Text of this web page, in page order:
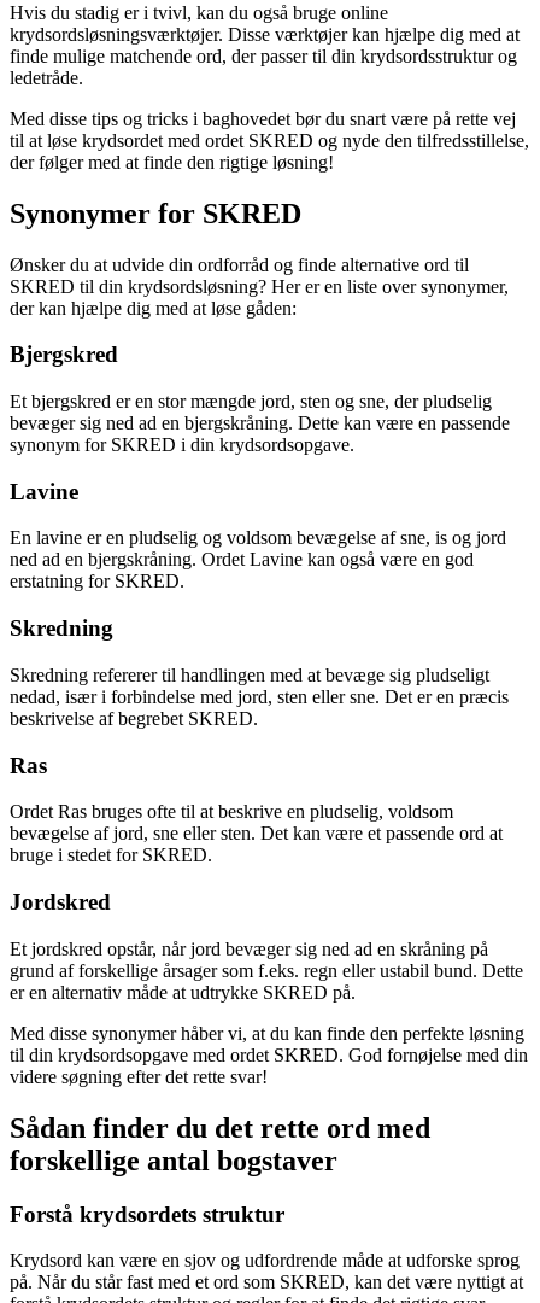
Hvis du stadig er i tvivl, kan du også bruge online
krydsordsløsningsværktøjer. Disse værktøjer kan hjælpe dig med at
finde mulige matchende ord, der passer til din krydsordsstruktur og
ledetråde.
Med disse tips og tricks i baghovedet bør du snart være på rette vej
til at løse krydsordet med ordet SKRED og nyde den tilfredsstillelse,
der følger med at finde den rigtige løsning!
Synonymer for SKRED
Ønsker du at udvide din ordforråd og finde alternative ord til
SKRED til din krydsordsløsning? Her er en liste over synonymer,
der kan hjælpe dig med at løse gåden:
Bjergskred
Et bjergskred er en stor mængde jord, sten og sne, der pludselig
bevæger sig ned ad en bjergskråning. Dette kan være en passende
synonym for SKRED i din krydsordsopgave.
Lavine
En lavine er en pludselig og voldsom bevægelse af sne, is og jord
ned ad en bjergskråning. Ordet Lavine kan også være en god
erstatning for SKRED.
Skredning
Skredning refererer til handlingen med at bevæge sig pludseligt
nedad, især i forbindelse med jord, sten eller sne. Det er en præcis
beskrivelse af begrebet SKRED.
Ras
Ordet Ras bruges ofte til at beskrive en pludselig, voldsom
bevægelse af jord, sne eller sten. Det kan være et passende ord at
bruge i stedet for SKRED.
Jordskred
Et jordskred opstår, når jord bevæger sig ned ad en skråning på
grund af forskellige årsager som f.eks. regn eller ustabil bund. Dette
er en alternativ måde at udtrykke SKRED på.
Med disse synonymer håber vi, at du kan finde den perfekte løsning
til din krydsordsopgave med ordet SKRED. God fornøjelse med din
videre søgning efter det rette svar!
Sådan finder du det rette ord med
forskellige antal bogstaver
Forstå krydsordets struktur
Krydsord kan være en sjov og udfordrende måde at udforske sprog
på. Når du står fast med et ord som SKRED, kan det være nyttigt at